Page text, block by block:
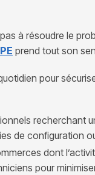
à résoudre le
prend tout son
pour
recherchant
de configuration
dont
pour